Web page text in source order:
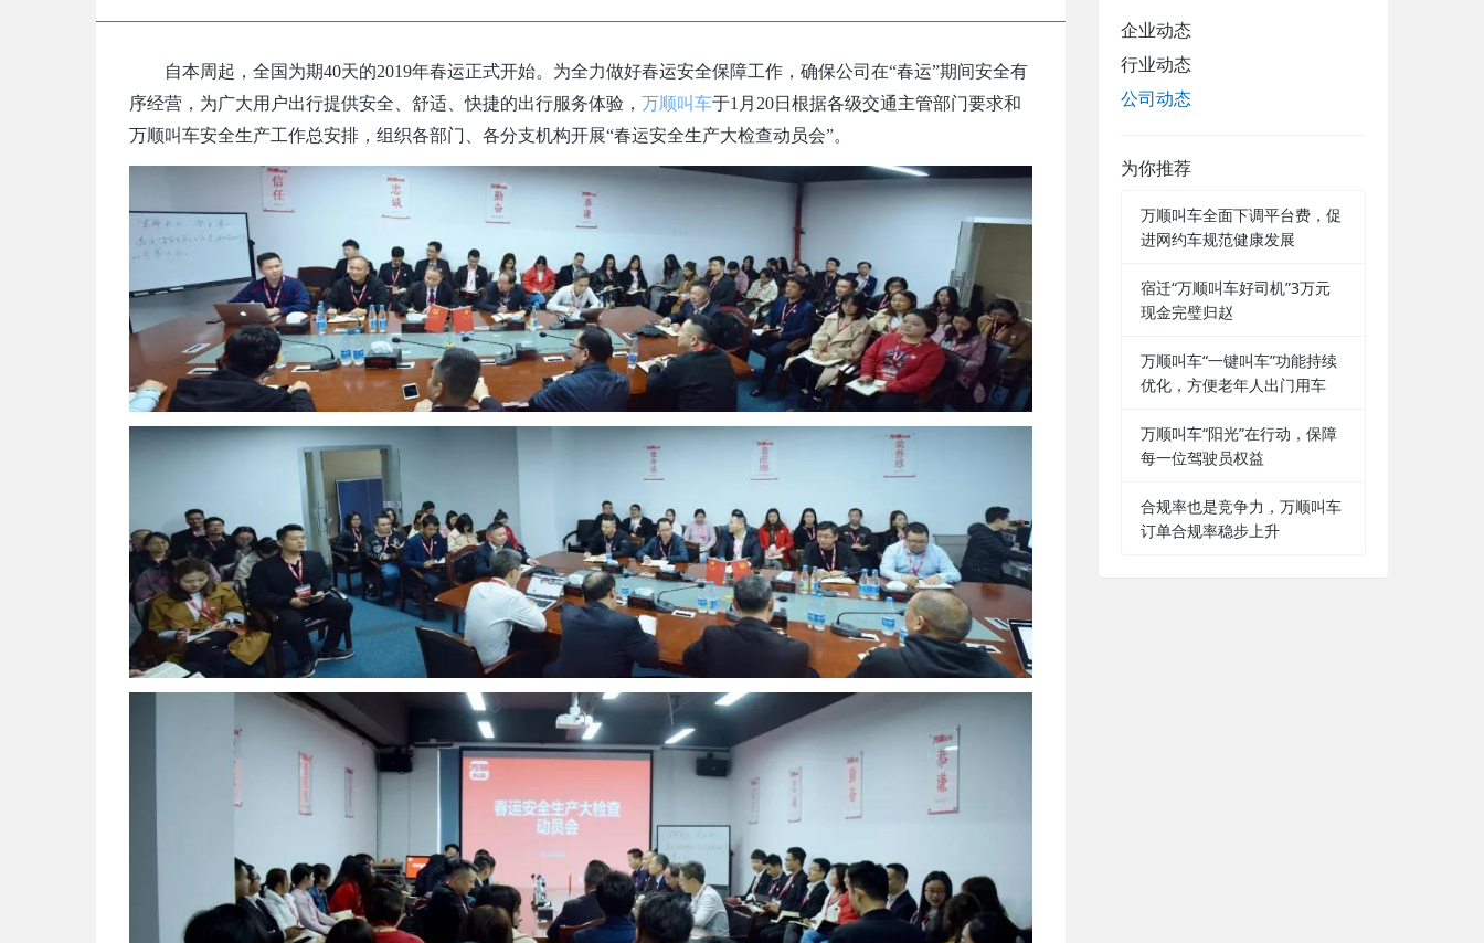
自本周起，全国为期40天的2019年春运正式开始。为全力做好春运安全保障工作，确保公司在“春运”期间安全有
序经营，为广大用户出行提供安全、舒适、快捷的出行服务体验， 万顺叫车于1月20日根据各级交通主管部门要求和
万顺叫车安全生产工作总安排，组织各部门、各分支机构开展“春运安全生产大检查动员会”。
企业动态
行业动态
公司动态
为你推荐
万顺叫车全面下调平台费，促
进网约车规范健康发展
宿迁“万顺叫车好司机”3万元
现金完璧归赵
万顺叫车“一键叫车”功能持续
优化，方便老年人出门用车
万顺叫车“阳光”在行动，保障
每一位驾驶员权益
合规率也是竞争力，万顺叫车
订单合规率稳步上升